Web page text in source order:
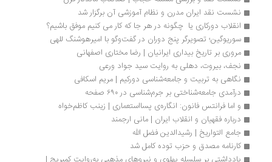
نشست نقد ایران مدرن و نظام آموزشی آن برگزار شد
انقلاب دورکاری یا  چگونه در هر جا که کار می کنیم موفق باشیم؟
سوریوگین؛ تصویرگر پنج دوران در گفت‌وگو با امیرهوشنگ للهی
مروری بر تاریخ بیداری ایرانیان | رضا مختاری اصفهانی
نجف، بیروت، دهلی به روایت سید جواد ورعی
نگاهی به تربیت و جامعه‌شناسی دورکیم | مریم اسکافی
درآمدی جامعه‌شناختی بر جرم‌شناسی در ۶۹۰ صفحه
و اما فرانتس فانون: انگاره‌ی پسااستعماری | زینب کاظم‌خواه
درباره فقهیان و انقلاب ایران | مانی ارجمند
جامع التواریخ | رشیدالدین فضل الله
کارنامه مصدق و حزب توده کامل شد